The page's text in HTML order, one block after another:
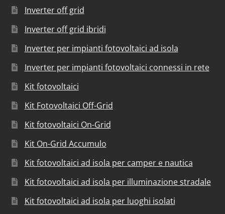
Inverter off grid
Inverter off grid ibridi
Inverter per impianti fotovoltaici ad isola
Inverter per impianti fotovoltaici connessi in rete
Kit fotovoltaici
Kit Fotovoltaici Off-Grid
Kit fotovoltaici On-Grid
Kit On-Grid Accumulo
Kit fotovoltaici ad isola per camper e nautica
Kit fotovoltaici ad isola per illuminazione stradale
Kit fotovoltaici ad isola per luoghi isolati